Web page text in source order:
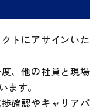
トにアサインいた
、他の社員と現場
ます。
確認やキャリアパ